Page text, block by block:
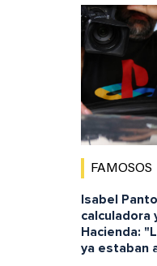
FAMOSOS
Isabel
calculadora
Hacienda:
ya estaban